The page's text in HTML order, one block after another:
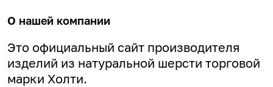
О нашей компании
Это официальный сайт производителя
изделий из натуральной шерсти торговой
марки Холти.